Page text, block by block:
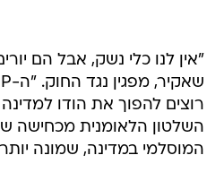
"אין לנו כלי נשק, אבל הם
רוצים להפוך את הודו
השלטון הלאומנית מכחישה
המוסלמי במדינה, שמונה יותר מ-180 מיליון